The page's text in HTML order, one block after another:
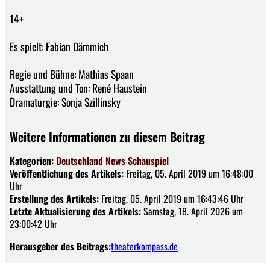
14+
Es spielt: Fabian Dämmich
Regie und Bühne: Mathias Spaan
Ausstattung und Ton: René Haustein
Dramaturgie: Sonja Szillinsky
Weitere Informationen zu diesem Beitrag
Kategorien: Deutschland NewsSchauspiel
Veröffentlichung des Artikels: Freitag, 05. April 2019 um 16:48:00
Uhr
Erstellung des Artikels: Freitag, 05. April 2019 um 16:43:46 Uhr
Letzte Aktualisierung des Artikels:Samstag, 18. April 2026 um
23:00:42 Uhr
Herausgeber des Beitrags:theaterkompass.de